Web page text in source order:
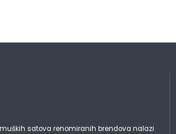
satova renomiranih brendova nalazi